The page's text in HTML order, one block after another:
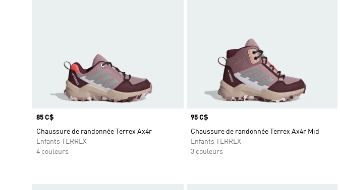
Prix
85 C$
Chaussure de randonnée Terrex Ax4r
Enfants TERREX
4 couleurs
Prix
95 C$
Chaussure de randonnée Terrex Ax4r Mid
Enfants TERREX
3 couleurs